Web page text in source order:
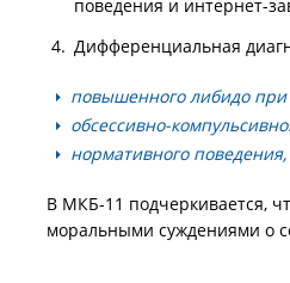
поведения и интернет-
Дифференциальная
повышенного либидо
обсессивно-
нормативного
В МКБ-11 подчеркивается,
моральными суждениями о